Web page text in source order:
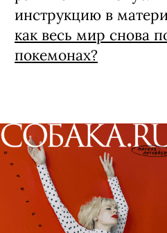
инструкцию в
как весь мир снова
покемонах?